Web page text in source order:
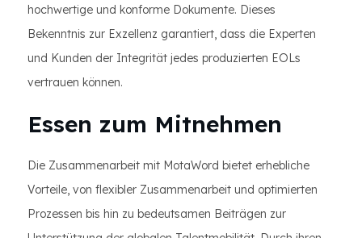
hochwertige und konforme Dokumente. Dieses
Bekenntnis zur Exzellenz garantiert, dass die Experten
und Kunden der Integrität jedes produzierten EOLs
vertrauen können.
Essen zum Mitnehmen
Die Zusammenarbeit mit MotaWord bietet erhebliche
Vorteile, von flexibler Zusammenarbeit und optimierten
Prozessen bis hin zu bedeutsamen Beiträgen zur